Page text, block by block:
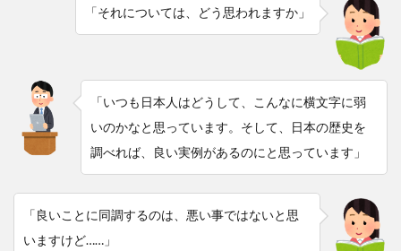
「それについては、どう思われますか」
「いつも日本人はどうして、こんなに横文字に弱
いのかなと思っています。そして、日本の歴史を
調べれば、良い実例があるのにと思っています」
「良いことに同調するのは、悪い事ではないと思
いますけど……」